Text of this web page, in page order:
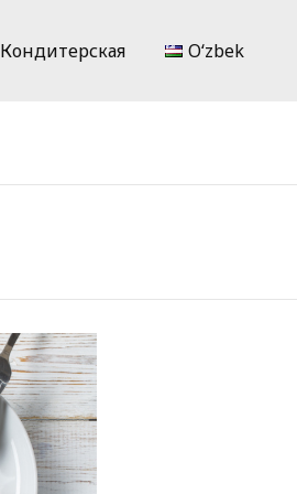
Кондитерская Oʻzbek